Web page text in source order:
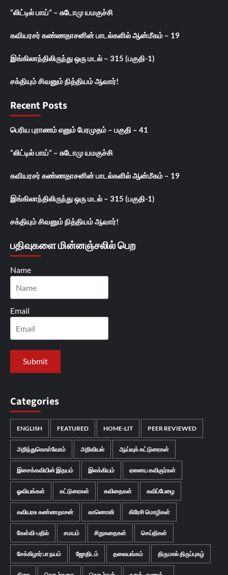
“லிட்டில் பாய்” – சுடோமு யமகுச்சி
கவியரசர் கண்ணதாசனின் பாடல்களில் ஆன்மீகம் – 19
இங்கிலாந்திலிருந்து ஒரு மடல் – 315 (பகுதி-1)
சக்தியும் சிவனும் நித்தியம் ஆவார்!
Recent Posts
பெரிய புராணம் எனும் பேரமுதம் – பகுதி – 41
“லிட்டில் பாய்” – சுடோமு யமகுச்சி
கவியரசர் கண்ணதாசனின் பாடல்களில் ஆன்மீகம் – 19
இங்கிலாந்திலிருந்து ஒரு மடல் – 315 (பகுதி-1)
சக்தியும் சிவனும் நித்தியம் ஆவார்!
பதிவுகளை மின்னஞ்சலில் பெற
Name
Email
Categories
ENGLISH FEATURED HOME-LIT PEER REVIEWED
அறிந்துகொள்வோம் அறிவியல் ஆய்வுக் கட்டுரைகள்
இசைக்கவியின் இதயம் இலக்கியம் ஏனைய கவிஞர்கள்
ஓவியங்கள் கட்டுரைகள் கவிதைகள் கவிப்பேழை
கவியரசு கண்ணதாசன் காணொலி கிரேசி மொழிகள்
கேள்வி-பதில் சமயம் சிறுகதைகள் செய்திகள்
சேக்கிழார் பா நயம் ஜோதிடம் தலையங்கம் திருமால் திருப்புகழ்